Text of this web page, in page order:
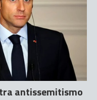
antissemitismo